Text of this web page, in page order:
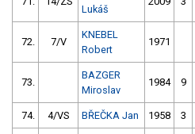
Lukáš
72. 7/V
KNEBEL
Robert
1971
73.
BAZGER
Miroslav
1984 9
74. 4/VS BŘEČKA Jan 1958 3